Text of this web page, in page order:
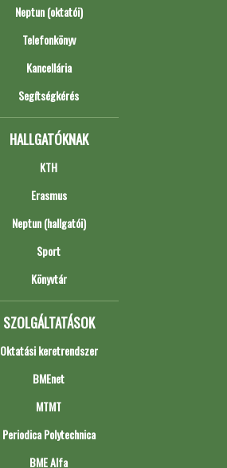
Neptun (oktatói)
Telefonkönyv
Kancellária
Segítségkérés
HALLGATÓKNAK
KTH
Erasmus
Neptun (hallgatói)
Sport
Könyvtár
SZOLGÁLTATÁSOK
Oktatási keretrendszer
BMEnet
MTMT
Periodica Polytechnica
BME Alfa